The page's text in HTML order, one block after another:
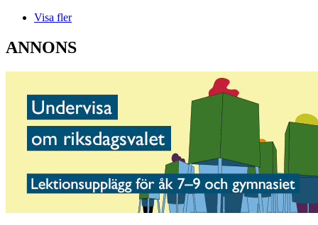
Visa fler
ANNONS